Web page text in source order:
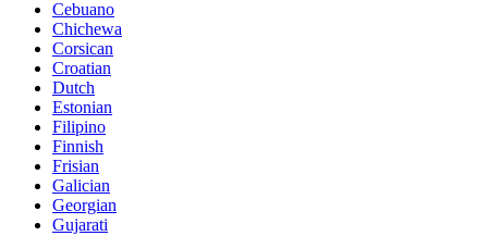
Cebuano
Chichewa
Corsican
Croatian
Dutch
Estonian
Filipino
Finnish
Frisian
Galician
Georgian
Gujarati